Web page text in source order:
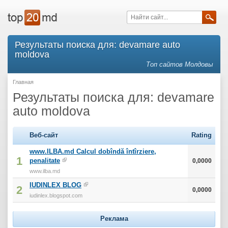
Результаты поиска для: devamare auto
moldova
Топ сайтов Молдовы
Главная
Результаты поиска для: devamare
auto moldova
Веб-сайт Rating
1
www.ILBA.md Calcul dobîndă întîrziere,
penalitate
www.ilba.md
0,0000
2 IUDINLEX BLOG
iudinlex.blogspot.com
0,0000
Реклама